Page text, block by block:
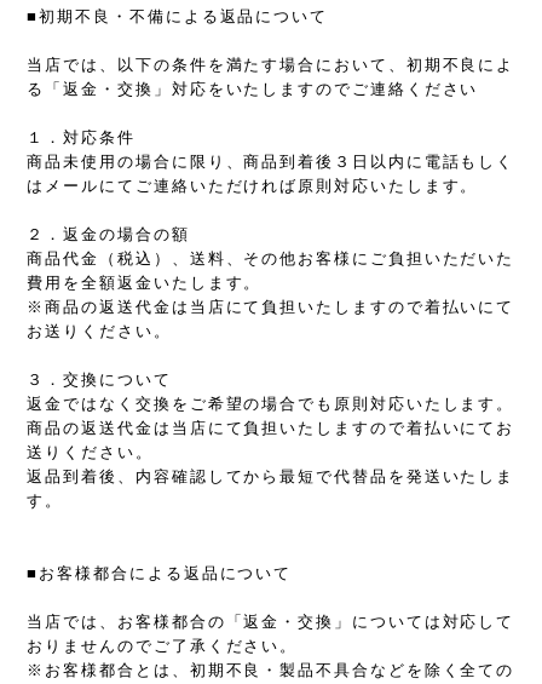
■初期不良・不備による返品について
当店では、以下の条件を満たす場合において、初期不良によ
る「返金・交換」対応をいたしますのでご連絡ください
１．対応条件
商品未使用の場合に限り、商品到着後３日以内に電話もしく
はメールにてご連絡いただければ原則対応いたします。
２．返金の場合の額
商品代金（税込）、送料、その他お客様にご負担いただいた
費用を全額返金いたします。
※商品の返送代金は当店にて負担いたしますので着払いにて
お送りください。
３．交換について
返金ではなく交換をご希望の場合でも原則対応いたします。
商品の返送代金は当店にて負担いたしますので着払いにてお
送りください。
返品到着後、内容確認してから最短で代替品を発送いたしま
す。
■お客様都合による返品について
当店では、お客様都合の「返金・交換」については対応して
おりませんのでご了承ください。
※お客様都合とは、初期不良・製品不具合などを除く全ての